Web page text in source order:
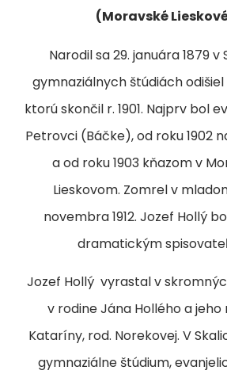
(Moravské
Narodil sa 29. januára 1879 v
gymnaziálnych štúdiách
ktorú skončil r. 1901. Najprv bol
Petrovci (Báčke), od roku 1902
a od roku 1903 kňazom v
Lieskovom. Zomrel v
novembra 1912. Jozef Hollý
dramatickým
Jozef Hollý vyrastal v
v rodine Jána Hollého a jeho
Kataríny, rod. Norekovej. V
gymnaziálne štúdium,